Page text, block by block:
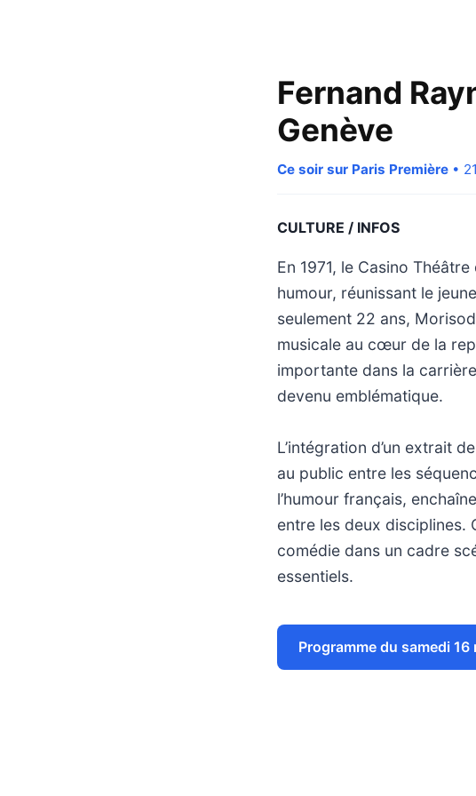
Fernand
Genève
Ce soir sur Paris Première •
CULTURE / INFOS
En 1971, le Casino
humour, réunissant le
seulement 22 ans,
musicale au cœur de la
importante dans la
devenu emblématique.
L’intégration d’un extrait
au public entre les
l’humour français,
entre les deux disciplines.
comédie dans un cadre
essentiels.
Programme du samedi 16